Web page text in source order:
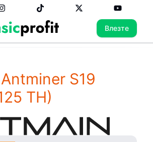
Влезте
S19
TH)